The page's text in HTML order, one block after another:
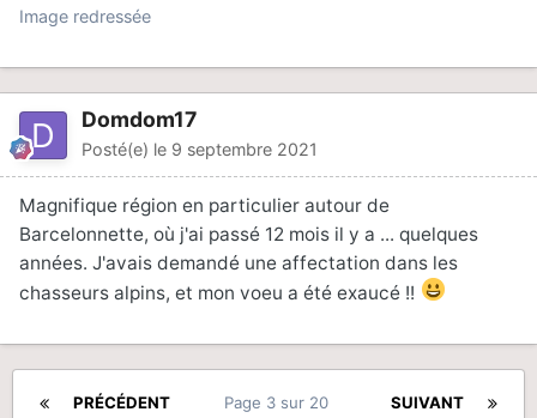
Image redressée
Domdom17
Posté(e) le 9 septembre 2021
Magnifique région en particulier autour de
Barcelonnette, où j'ai passé 12 mois il y a ... quelques
années. J'avais demandé une affectation dans les
chasseurs alpins, et mon voeu a été exaucé !!
PRÉCÉDENT SUIVANT
Page 3 sur 20